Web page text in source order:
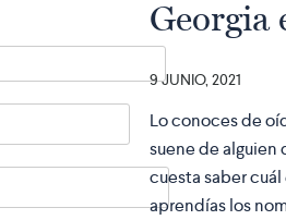
Georgia
9 JUNIO, 2021
Lo conoces de
suene de alguien
cuesta saber
aprendías los